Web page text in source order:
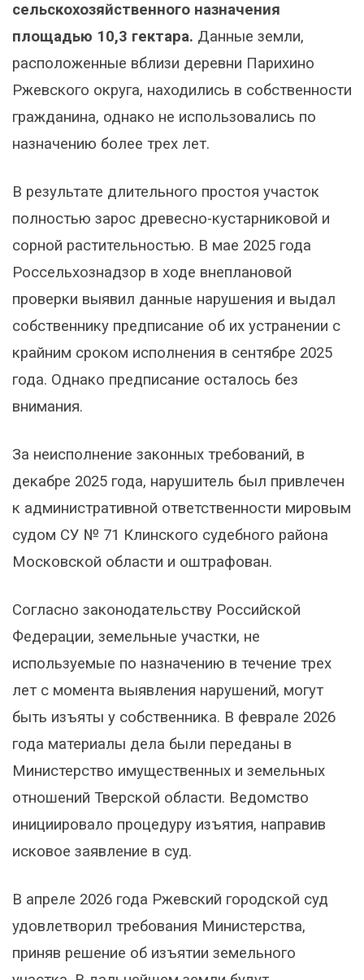
сельскохозяйственного назначения
площадью 10,3 гектара. Данные земли,
расположенные вблизи деревни Парихино
Ржевского округа, находились в собственности
гражданина, однако не использовались по
назначению более трех лет.
В результате длительного простоя участок
полностью зарос древесно-кустарниковой и
сорной растительностью. В мае 2025 года
Россельхознадзор в ходе внеплановой
проверки выявил данные нарушения и выдал
собственнику предписание об их устранении с
крайним сроком исполнения в сентябре 2025
года. Однако предписание осталось без
внимания.
За неисполнение законных требований, в
декабре 2025 года, нарушитель был привлечен
к административной ответственности мировым
судом СУ № 71 Клинского судебного района
Московской области и оштрафован.
Согласно законодательству Российской
Федерации, земельные участки, не
используемые по назначению в течение трех
лет с момента выявления нарушений, могут
быть изъяты у собственника. В феврале 2026
года материалы дела были переданы в
Министерство имущественных и земельных
отношений Тверской области. Ведомство
инициировало процедуру изъятия, направив
исковое заявление в суд.
В апреле 2026 года Ржевский городской суд
удовлетворил требования Министерства,
приняв решение об изъятии земельного